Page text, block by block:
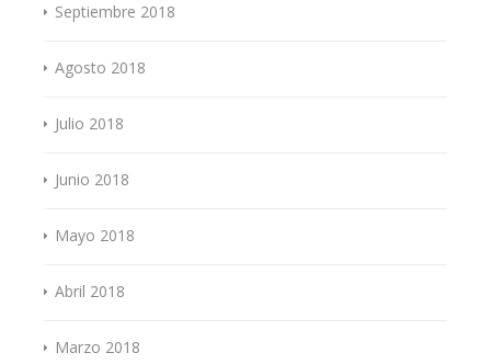
Septiembre 2018
Agosto 2018
Julio 2018
Junio 2018
Mayo 2018
Abril 2018
Marzo 2018